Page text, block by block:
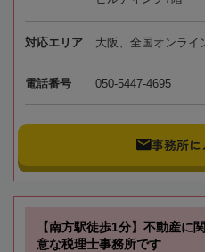
対応エリア 大阪、全国オンライ
電話番号 050-5447-4695
事務所に
【南方駅徒歩1分】不動産に
意な税理士事務所です